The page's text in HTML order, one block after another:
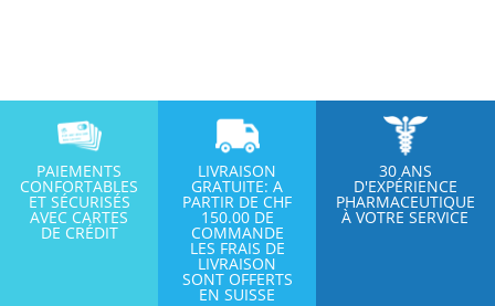
PAIEMENTS
CONFORTABLES
ET SÉCURISÉS
AVEC CARTES
DE CRÉDIT
LIVRAISON
GRATUITE: A
PARTIR DE CHF
150.00 DE
COMMANDE
LES FRAIS DE
LIVRAISON
SONT OFFERTS
EN SUISSE
30 ANS
D'EXPÉRIENCE
PHARMACEUTIQUE
À VOTRE SERVICE